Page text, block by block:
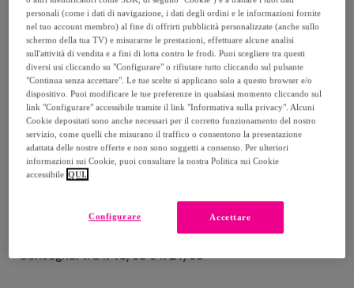
10,99 €
49,00 €
-77%
Venduto daEMPRENDIMIENTOS URBANOS
Consegna
Spedizione gratuita
Consegna: tra il18/08e il21/08
personali (come i dati di navigazione, i dati degli ordini e le informazioni fornite
nel tuo account membro) al fine di offrirti pubblicità personalizzate (anche sullo
schermo della tua TV) e misurarne le prestazioni, effettuare alcune analisi
sull'attività di vendita e a fini di lotta contro le frodi. Puoi scegliere tra questi
diversi usi cliccando su "Configurare" o rifiutare tutto cliccando sul pulsante
"Continua senza accettare". Le tue scelte si applicano solo a questo browser e/o
dispositivo. Puoi modificare le tue preferenze in qualsiasi momento cliccando sul
link "Configurare" accessibile tramite il link "Informativa sulla privacy". Alcuni
Cookie depositati sono anche necessari per il corretto funzionamento del nostro
servizio, come quelli che misurano il traffico o consentono la presentazione
adattata delle nostre offerte e non sono soggetti a consenso. Per ulteriori
informazioni sui Cookie, puoi consultare la nostra Politica sui Cookie
accessibile QUI.
Accettare
Configurare